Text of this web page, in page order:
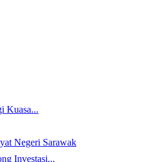
Kuasa...
Negeri Sarawak
Investasi...